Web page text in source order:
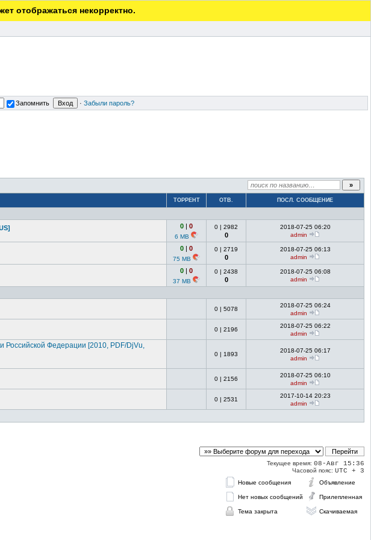
отображаться некорректно.
Запомнить · Забыли пароль?
ТОРРЕНТ ОТВ. ПОСЛ. СООБЩЕНИЕ
0 | 0
6 MB
0 | 2982
0
2018-07-25 06:20
admin
0 | 0
75 MB
0 | 2719
0
2018-07-25 06:13
admin
0 | 0
37 MB
0 | 2438
0
2018-07-25 06:08
admin
0 | 5078
2018-07-25 06:24
admin
0 | 2196
2018-07-25 06:22
admin
Федерации [2010, PDF/DjVu,
0 | 1893
2018-07-25 06:17
admin
0 | 2156
2018-07-25 06:10
admin
0 | 2531
2017-10-14 20:23
admin
Текущее время: 08-Авг 15:36
Часовой пояс: UTC + 3
Новые сообщения Объявление
Нет новых сообщений Прилепленная
Тема закрыта Скачиваемая